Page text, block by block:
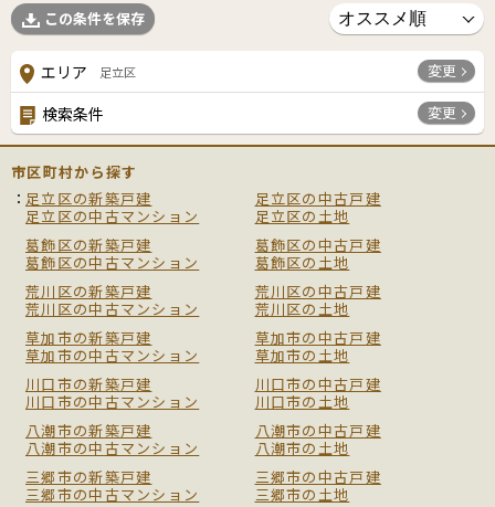
この条件を保存
エリア 足立区 変更
検索条件 変更
市区町村から探す
足立区の新築戸建
足立区の中古戸建
足立区の中古マンション
足立区の土地
葛飾区の新築戸建
葛飾区の中古戸建
葛飾区の中古マンション
葛飾区の土地
荒川区の新築戸建
荒川区の中古戸建
荒川区の中古マンション
荒川区の土地
草加市の新築戸建
草加市の中古戸建
草加市の中古マンション
草加市の土地
川口市の新築戸建
川口市の中古戸建
川口市の中古マンション
川口市の土地
八潮市の新築戸建
八潮市の中古戸建
八潮市の中古マンション
八潮市の土地
三郷市の新築戸建
三郷市の中古戸建
三郷市の中古マンション
三郷市の土地